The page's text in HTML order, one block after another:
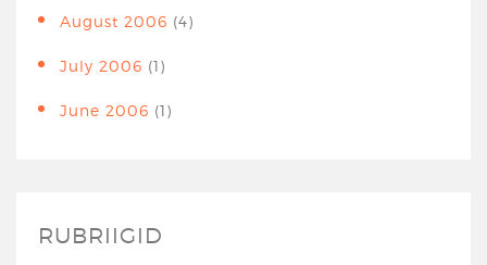
August 2006 (4)
July 2006 (1)
June 2006 (1)
RUBRIIGID